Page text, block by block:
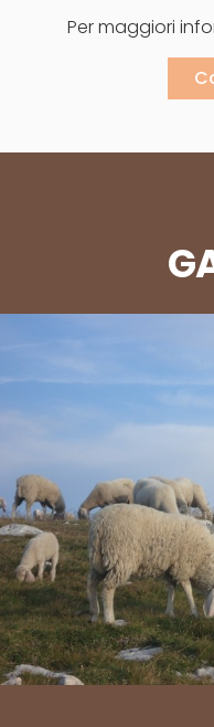
Per maggiori